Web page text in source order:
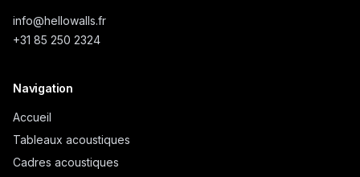
info@hellowalls.fr
+31 85 250 2324
Navigation
Accueil
Tableaux acoustiques
Cadres acoustiques